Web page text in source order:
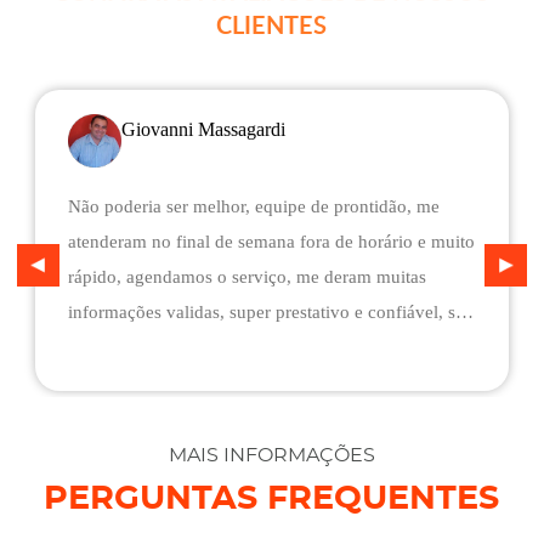
CLIENTES
Giovanni Massagardi
Não poderia ser melhor, equipe de prontidão, me
atenderam no final de semana fora de horário e muito
rápido, agendamos o serviço, me deram muitas
informações validas, super prestativo e confiável, são
desviaram para uma oficina mais próximo, sem
qualquer custo na maior boa vontade.
MAIS INFORMAÇÕES
PERGUNTAS FREQUENTES